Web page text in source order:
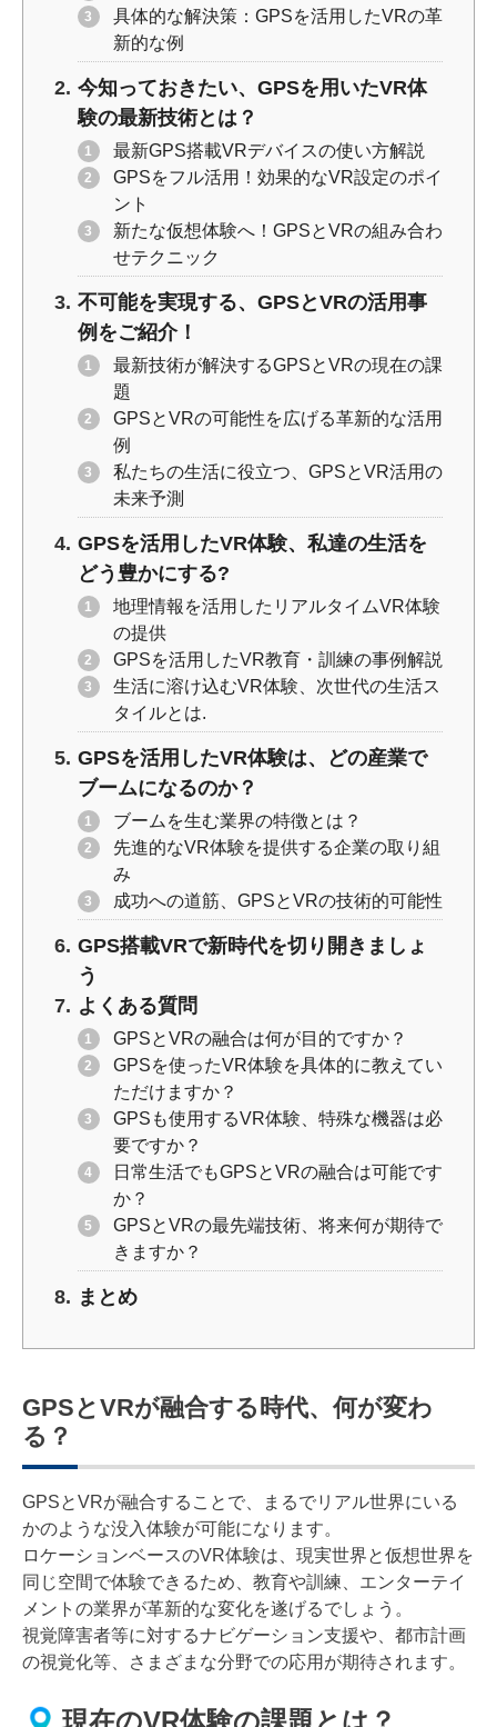
具体的な解決策：GPSを活用したVRの革
新的な例
今知っておきたい、GPSを用いたVR体
験の最新技術とは？
最新GPS搭載VRデバイスの使い方解説
GPSをフル活用！効果的なVR設定のポイ
ント
新たな仮想体験へ！GPSとVRの組み合わ
せテクニック
不可能を実現する、GPSとVRの活用事
例をご紹介！
最新技術が解決するGPSとVRの現在の課
題
GPSとVRの可能性を広げる革新的な活用
例
私たちの生活に役立つ、GPSとVR活用の
未来予測
GPSを活用したVR体験、私達の生活を
どう豊かにする?
地理情報を活用したリアルタイムVR体験
の提供
GPSを活用したVR教育・訓練の事例解説
生活に溶け込むVR体験、次世代の生活ス
タイルとは.
GPSを活用したVR体験は、どの産業で
ブームになるのか？
ブームを生む業界の特徴とは？
先進的なVR体験を提供する企業の取り組
み
成功への道筋、GPSとVRの技術的可能性
GPS搭載VRで新時代を切り開きましょ
う
よくある質問
GPSとVRの融合は何が目的ですか？
GPSを使ったVR体験を具体的に教えてい
ただけますか？
GPSも使用するVR体験、特殊な機器は必
要ですか？
日常生活でもGPSとVRの融合は可能です
か？
GPSとVRの最先端技術、将来何が期待で
きますか？
まとめ
GPSとVRが融合する時代、何が変わ
る？
GPSとVRが融合することで、まるでリアル世界にいる
かのような没入体験が可能になります。
ロケーションベースのVR体験は、現実世界と仮想世界を
同じ空間で体験できるため、教育や訓練、エンターテイ
メントの業界が革新的な変化を遂げるでしょう。
視覚障害者等に対するナビゲーション支援や、都市計画
の視覚化等、さまざまな分野での応用が期待されます。
現在のVR体験の課題とは？